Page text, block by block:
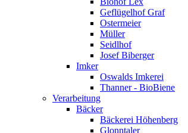
Geflügelhof Graf
Ostermeier
Müller
Seidlhof
Josef Biberger
Imker
Oswalds Imkerei
Thanner - BioBiene
Verarbeitung
Bäcker
Bäckerei Höhenberg
Glonntaler